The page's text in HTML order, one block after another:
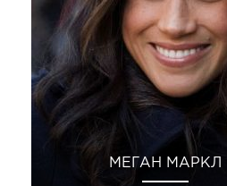
МЕГАН МАРКЛ